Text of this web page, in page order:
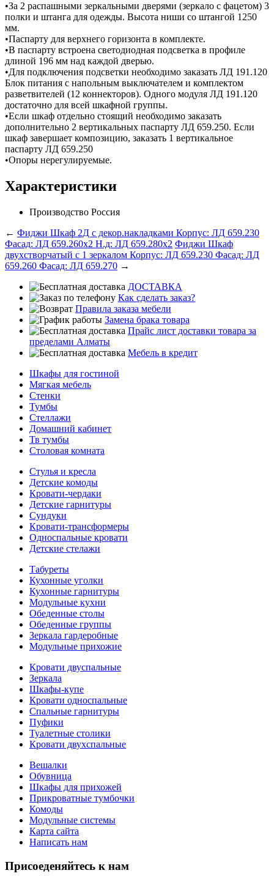
•За 2 распашными зеркальными дверями (зеркало с фацетом) 3
полки и штанга для одежды. Высота ниши со штангой 1250
мм.
•Паспарту для верхнего горизонта в комплекте.
•В паспарту встроена светодиодная подсветка в профиле
длиной 196 мм над каждой дверью.
•Для подключения подсветки необходимо заказать ЛД 191.120
Блок питания с напольным выключателем и комплектом
разветвителей (12 коннекторов). Одного модуля ЛД 191.120
достаточно для всей шкафной группы.
•Если шкаф отдельно стоящий необходимо заказать
дополнительно 2 вертикальных паспарту ЛД 659.250. Если
шкаф завершает композицию, заказать 1 вертикальное
паспарту ЛД 659.250
•Опоры нерегулируемые.
Характеристики
Производство Россия
← Фиджи Шкаф 2Д с декор.накладками Корпус: ЛД 659.230
Фасад: ЛД 659.260х2 Н.д: ЛД 659.280х2 Фиджи Шкаф
двухстворчатый с 1 зеркалом Корпус: ЛД 659.230 Фасад: ЛД
659.260 Фасад: ЛД 659.270 →
ДОСТАВКА
Как сделать заказ?
Правила заказа мебели
Замена брака товара
Прайс лист доставки товара за
пределами Алматы
Мебель в кредит
Шкафы для гостиной
Мягкая мебель
Стенки
Тумбы
Стеллажи
Домашний кабинет
Тв тумбы
Столовая комната
Стулья и кресла
Детские комоды
Кровати-чердаки
Детские гарнитуры
Сундуки
Кровати-трансформеры
Односпальные кровати
Детские стелажи
Табуреты
Кухонные уголки
Кухонные гарнитуры
Модульные кухни
Обеденные столы
Обеденные группы
Зеркала гардеробные
Модульные прихожие
Кровати двуспальные
Зеркала
Шкафы-купе
Кровати односпальные
Спальные гарнитуры
Пуфики
Туалетные столики
Кровати двухспальные
Вешалки
Обувница
Шкафы для прихожей
Прикроватные тумбочки
Комоды
Модульные системы
Карта сайта
Написать нам
Присоеденяйтесь к нам